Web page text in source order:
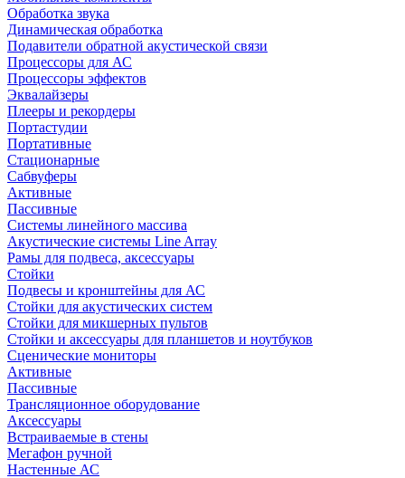
Обработка звука
Динамическая обработка
Подавители обратной акустической связи
Процессоры для АС
Процессоры эффектов
Эквалайзеры
Плееры и рекордеры
Портастудии
Портативные
Стационарные
Сабвуферы
Активные
Пассивные
Системы линейного массива
Акустические системы Line Array
Рамы для подвеса, аксессуары
Стойки
Подвесы и кронштейны для АС
Стойки для акустических систем
Стойки для микшерных пультов
Стойки и аксессуары для планшетов и ноутбуков
Сценические мониторы
Активные
Пассивные
Трансляционное оборудование
Аксессуары
Встраиваемые в стены
Мегафон ручной
Настенные АС